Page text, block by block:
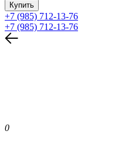
Купить
+7 (985) 712-13-76
+7 (985) 712-13-76
0